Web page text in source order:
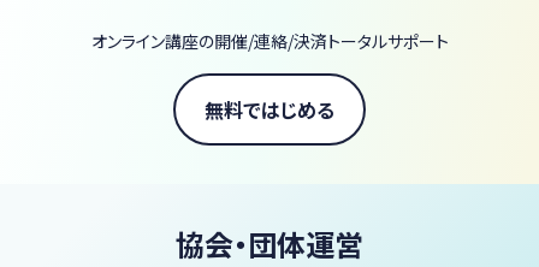
アップ講座を、動画でも受講できるようにコエテコカレッジでの提供
を始めました。資格取得を目指す方も、すでに気象予報士になって
いる方も、共に学び、共に楽しみ、共に成長していきましょう。
オンライン講座の開催/連絡/決済トータルサポート
無料ではじめる
協会・団体運営